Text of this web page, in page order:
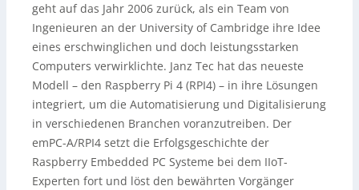
geht auf das Jahr 2006 zurück, als ein Team von
Ingenieuren an der University of Cambridge ihre Idee
eines erschwinglichen und doch leistungsstarken
Computers verwirklichte. Janz Tec hat das neueste
Modell – den Raspberry Pi 4 (RPI4) – in ihre Lösungen
integriert, um die Automatisierung und Digitalisierung
in verschiedenen Branchen voranzutreiben. Der
emPC-A/RPI4 setzt die Erfolgsgeschichte der
Raspberry Embedded PC Systeme bei dem IIoT-
Experten fort und löst den bewährten Vorgänger